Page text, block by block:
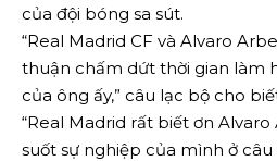
của đội bóng sa sút.
“Real Madrid CF và Alvaro
thuận chấm dứt thời gian làm
của ông ấy,” câu lạc bộ cho
“Real Madrid ⁠rất biết ơn
suốt sự nghiệp của mình ở